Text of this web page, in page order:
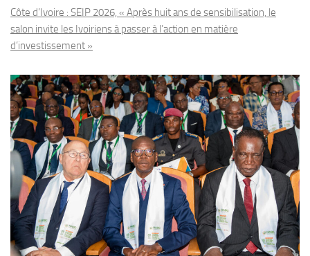
Côte d’Ivoire : SEIP 2026, « Après huit ans de sensibilisation, le
salon invite les Ivoiriens à passer à l’action en matière
d’investissement »